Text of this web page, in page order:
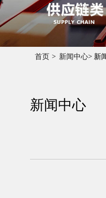
首页 新闻中心> 新
新闻中心